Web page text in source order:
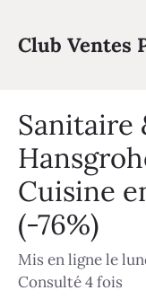
contenu
Club Ventes
Sanitaire
Cuisine
(-76%)
Mis en ligne le
Consulté 4 fois